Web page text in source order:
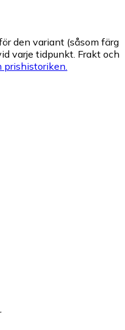
den variant (såsom färg
varje tidpunkt. Frakt och
prishistoriken.